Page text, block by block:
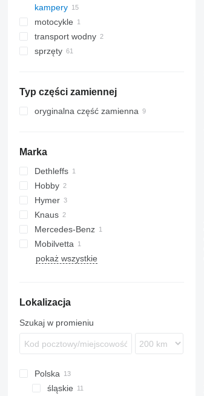
zamiatarki
samochody pożarnicze
pojazdy komunalne
śmieciarki
kampery
motocykle
transport wodny
jachty motorowe
sprzęty
chłodnie
Typ części zamiennej
oryginalna część zamienna
Marka
Dethleffs
Hobby
Hymer
Knaus
Mercedes-Benz
Mobilvetta
pokaż wszystkie
Lokalizacja
Szukaj w promieniu
Polska
śląskie